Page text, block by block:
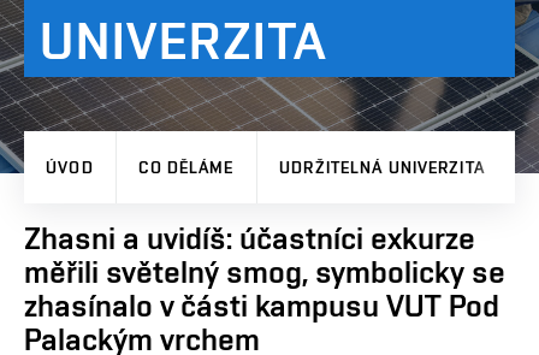
UNIVERZITA
ÚVOD CO DĚLÁME UDRŽITELNÁ UNIVERZITA
Zhasni a uvidíš: účastníci exkurze
měřili světelný smog, symbolicky se
zhasínalo v části kampusu VUT Pod
Palackým vrchem